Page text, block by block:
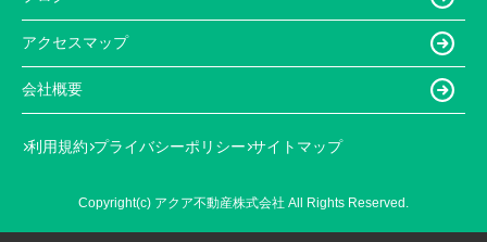
アクセスマップ
会社概要
利用規約 プライバシーポリシー サイトマップ
Copyright(c) アクア不動産株式会社 All Rights Reserved.